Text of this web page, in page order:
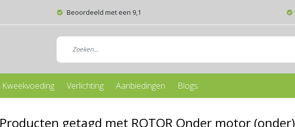
Beoordeeld met een 9,1
Kweekvoeding Verlichting Aanbiedingen Blogs
Producten getagd met ROTOR Onder motor (onder)